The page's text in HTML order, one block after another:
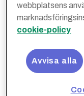
webbplatsens
cookie-policy
Avvisa alla